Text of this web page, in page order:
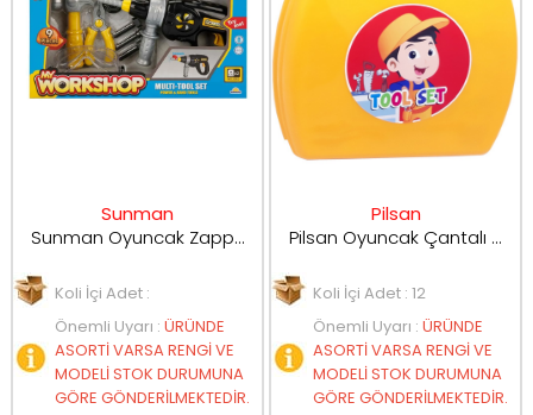
Sunman
Sunman Oyuncak Zapp Toys My Workshop Matkaplı Tamir Seti 9 Parça 00004606
Koli İçi Adet :
Önemli Uyarı : ÜRÜNDE
ASORTİ VARSA RENGİ VE
MODELİ STOK DURUMUNA
GÖRE GÖNDERİLMEKTEDİR.
Pilsan
Pilsan Oyuncak Çantalı Alet Seti 03367
Koli İçi Adet : 12
Önemli Uyarı : ÜRÜNDE
ASORTİ VARSA RENGİ VE
MODELİ STOK DURUMUNA
GÖRE GÖNDERİLMEKTEDİR.